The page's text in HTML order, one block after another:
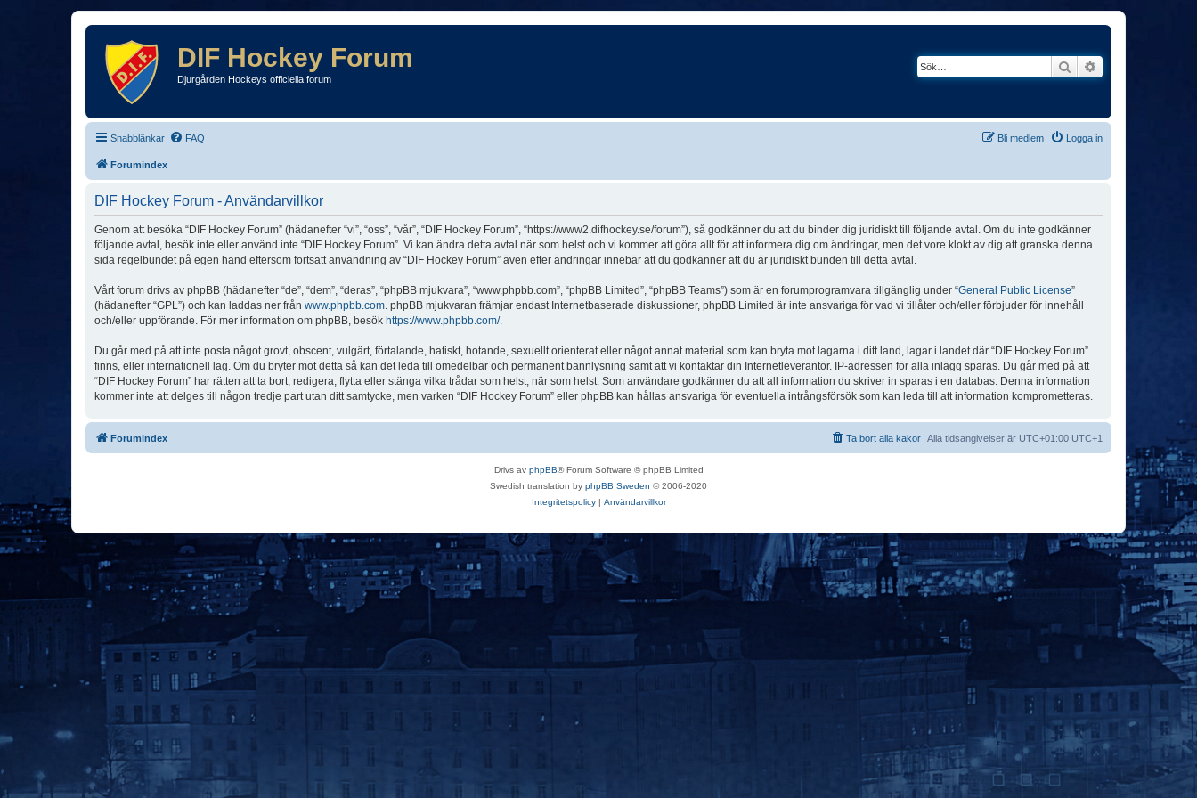
DIF Hockey Forum
Djurgården Hockeys officiella forum
Sök
Snabblänkar FAQ Logga in
Bli medlem
Forumindex
DIF Hockey Forum - Användarvillkor
Genom att besöka “DIF Hockey Forum” (hädanefter “vi”, “oss”, “vår”, “DIF Hockey Forum”, “https://www2.difhockey.se/forum”), så godkänner du att du binder dig juridiskt till följande avtal. Om du inte godkänner
följande avtal, besök inte eller använd inte “DIF Hockey Forum”. Vi kan ändra detta avtal när som helst och vi kommer att göra allt för att informera dig om ändringar, men det vore klokt av dig att granska denna
sida regelbundet på egen hand eftersom fortsatt användning av “DIF Hockey Forum” även efter ändringar innebär att du godkänner att du är juridiskt bunden till detta avtal.
Vårt forum drivs av phpBB (hädanefter “de”, “dem”, “deras”, “phpBB mjukvara”, “www.phpbb.com”, “phpBB Limited”, “phpBB Teams”) som är en forumprogramvara tillgänglig under “General Public License”
(hädanefter “GPL”) och kan laddas ner från www.phpbb.com. phpBB mjukvaran främjar endast Internetbaserade diskussioner, phpBB Limited är inte ansvariga för vad vi tillåter och/eller förbjuder för innehåll
och/eller uppförande. För mer information om phpBB, besök https://www.phpbb.com/.
Du går med på att inte posta något grovt, obscent, vulgärt, förtalande, hatiskt, hotande, sexuellt orienterat eller något annat material som kan bryta mot lagarna i ditt land, lagar i landet där “DIF Hockey Forum”
finns, eller internationell lag. Om du bryter mot detta så kan det leda till omedelbar och permanent bannlysning samt att vi kontaktar din Internetleverantör. IP-adressen för alla inlägg sparas. Du går med på att
“DIF Hockey Forum” har rätten att ta bort, redigera, flytta eller stänga vilka trådar som helst, när som helst. Som användare godkänner du att all information du skriver in sparas i en databas. Denna information
kommer inte att delges till någon tredje part utan ditt samtycke, men varken “DIF Hockey Forum” eller phpBB kan hållas ansvariga för eventuella intrångsförsök som kan leda till att information komprometteras.
Forumindex Alla tidsangivelser är UTC+01:00 UTC+1
Ta bort alla kakor
Drivs av phpBB® Forum Software © phpBB Limited
Swedish translation by phpBB Sweden © 2006-2020
Integritetspolicy| Användarvillkor